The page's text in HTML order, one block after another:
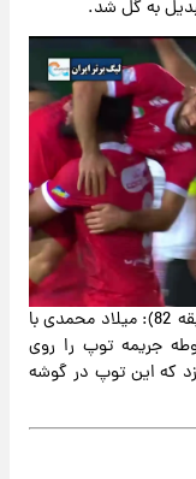
به گل شد.
پرسپولیس 2 - ذوب آهن 0 (علی علیپور - دقیقه 82): میلاد محمدی با
جریمه توپ را روی
زد که این توپ در گوشه